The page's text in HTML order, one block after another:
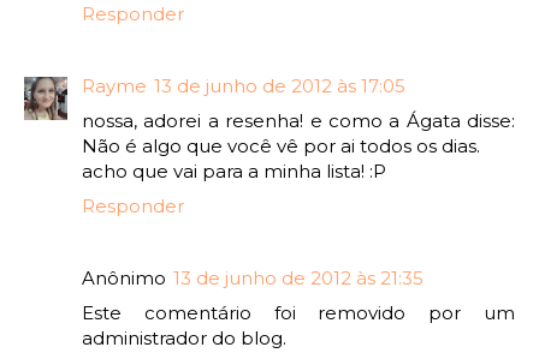
Responder
Rayme 13 de junho de 2012 às 17:05
nossa, adorei a resenha! e como a Ágata disse:
Não é algo que você vê por ai todos os dias.
acho que vai para a minha lista! :P
Responder
Anônimo 13 de junho de 2012 às 21:35
Este comentário foi removido por um
administrador do blog.